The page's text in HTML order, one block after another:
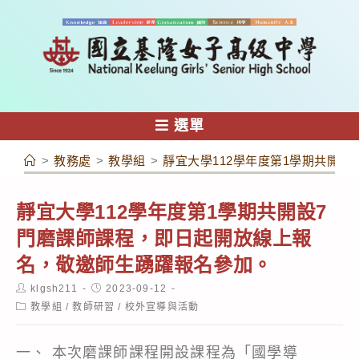
容
選單
> 教務處 > 教學組 > 靜宜大學112學年度第1學期共開設
靜宜大學112學年度第1學期共開設7
門磨課師課程，即日起開放線上報
名，敬邀師生踴躍報名參加。
Post
author:
klgsh211
Post
published:
2023-09-12
Post教學組 / 教師研習 / 校外宣導與活動
一、 本次磨課師課程開設課程為「國學導